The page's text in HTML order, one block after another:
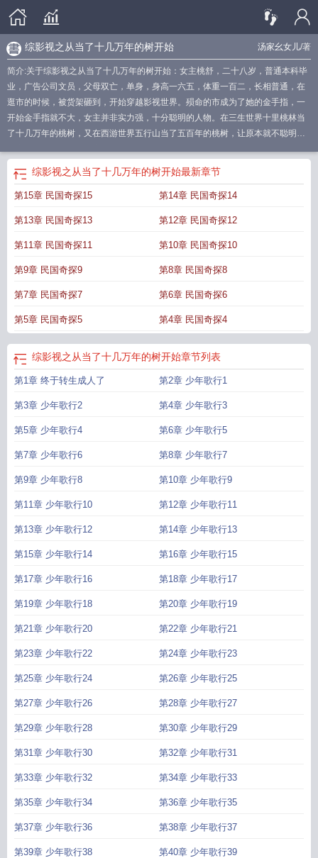
汤家幺女儿/著
综影视之从当了十几万年的树开始
简介:关于综影视之从当了十几万年的树开始：女主桃舒，二十八岁，普通本科毕
业，广告公司文员，父母双亡，单身，身高一六五，体重一百二，长相普通，在
逛市的时候，被货架砸到，开始穿越影视世界。殒命的市成为了她的金手指，一
开始金手指就不大，女主并非实力强，十分聪明的人物。在三生世界十里桃林当
了十几万年的桃树，又在西游世界五行山当了五百年的桃树，让原本就不聪明的
墓笔记，天龙八部等几个世界。想到哪里写到哪里，每个小世界有没有cp不确
定。作者一直想要写甜甜的爱情，大概率是不行的，不过作者永不言败！
一章到位 综影视 一章到位 综影视从我是许大茂开始综影视之从当了十几万年
开始恋爱 综影视 从 传 开始 综影视之101 综影视从冯若昭开始
位综影视之从年代剧开始 综影视从你的全世界路过同人综影视从不当人开
始最新章节更新内容
综影视一千章以上
综影视之从当了十几万年的树开始最新章节
第15章 民国奇探15 第14章 民国奇探14
第13章 民国奇探13 第12章 民国奇探12
第11章 民国奇探11 第10章 民国奇探10
第9章 民国奇探9 第8章 民国奇探8
第7章 民国奇探7 第6章 民国奇探6
第5章 民国奇探5 第4章 民国奇探4
综影视之从当了十几万年的树开始章节列表
第1章 终于转生成人了 第2章 少年歌行1
第3章 少年歌行2 第4章 少年歌行3
第5章 少年歌行4 第6章 少年歌行5
第7章 少年歌行6 第8章 少年歌行7
第9章 少年歌行8 第10章 少年歌行9
第11章 少年歌行10 第12章 少年歌行11
第13章 少年歌行12 第14章 少年歌行13
第15章 少年歌行14 第16章 少年歌行15
第17章 少年歌行16 第18章 少年歌行17
第19章 少年歌行18 第20章 少年歌行19
第21章 少年歌行20 第22章 少年歌行21
第23章 少年歌行22 第24章 少年歌行23
第25章 少年歌行24 第26章 少年歌行25
第27章 少年歌行26 第28章 少年歌行27
第29章 少年歌行28 第30章 少年歌行29
第31章 少年歌行30 第32章 少年歌行31
第33章 少年歌行32 第34章 少年歌行33
第35章 少年歌行34 第36章 少年歌行35
第37章 少年歌行36 第38章 少年歌行37
第39章 少年歌行38 第40章 少年歌行39